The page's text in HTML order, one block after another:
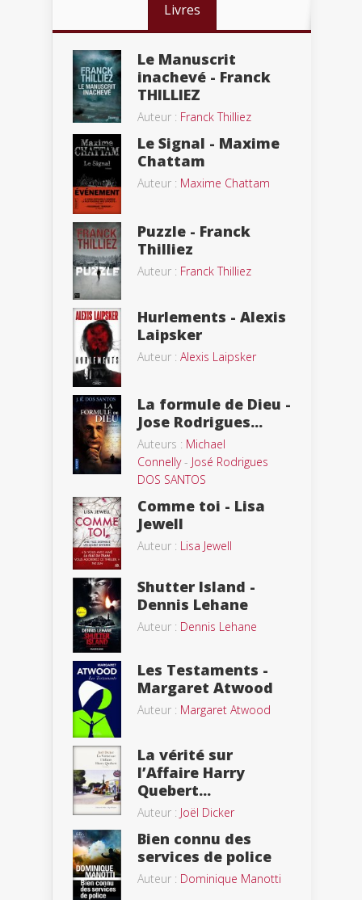
Livres
Le Manuscrit
inachevé - Franck
THILLIEZ
Auteur : Franck Thilliez
Le Signal - Maxime
Chattam
Auteur : Maxime Chattam
Puzzle - Franck
Thilliez
Auteur : Franck Thilliez
Hurlements - Alexis
Laipsker
Auteur : Alexis Laipsker
La formule de Dieu -
Jose Rodrigues...
Auteurs : Michael
Connelly- José Rodrigues
DOS SANTOS
Comme toi - Lisa
Jewell
Auteur : Lisa Jewell
Shutter Island -
Dennis Lehane
Auteur : Dennis Lehane
Les Testaments -
Margaret Atwood
Auteur : Margaret Atwood
La vérité sur
l’Affaire Harry
Quebert...
Auteur : Joël Dicker
Bien connu des
services de police
Auteur : Dominique Manotti